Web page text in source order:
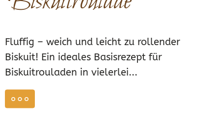
Fluffig – weich und leicht zu rollender
Biskuit! Ein ideales Basisrezept für
Biskuitrouladen in vielerlei...